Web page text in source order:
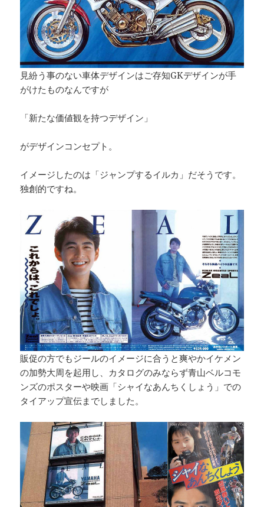
見紛う事のない車体デザインはご存知GKデザインが手
がけたものなんですが
「新たな価値観を持つデザイン」
がデザインコンセプト。
イメージしたのは「ジャンプするイルカ」だそうです。
独創的ですね。
販促の方でもジールのイメージに合うと爽やかイケメン
の加勢大周を起用し、カタログのみならず青山ベルコモ
ンズのポスターや映画「シャイなあんちくしょう」での
タイアップ宣伝までしました。